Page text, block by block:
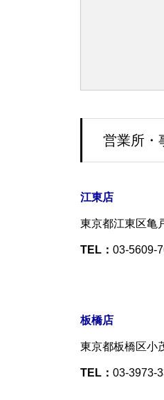
営業所・
江東店
東京都江東区亀
TEL： 03-
板橋店
東京都板橋区小
TEL： 03-